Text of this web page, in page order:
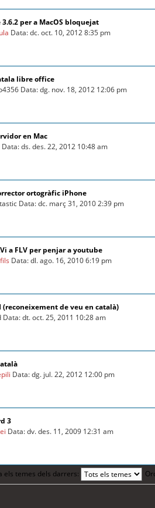
per a MacOS bloquejat
Data: dc. oct. 10, 2012 8:35 pm
libre office
Data: dg. nov. 18, 2012 12:06 pm
en Mac
ds. des. 22, 2012 10:48 am
ortogràfic iPhone
Data: dc. març 31, 2010 2:39 pm
a FLV per penjar a youtube
Data: dl. ago. 16, 2010 6:19 pm
(reconeixement de veu en català)
Data: dt. oct. 25, 2011 10:28 am
Data: dg. jul. 22, 2012 12:00 pm
3
Data: dv. des. 11, 2009 12:31 am
els temes dels darrers: